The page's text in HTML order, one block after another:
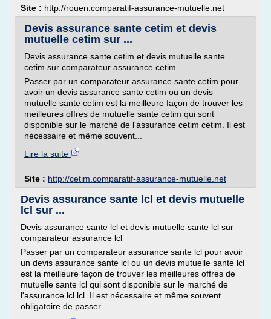
Site : http://rouen.comparatif-assurance-mutuelle.net
Devis assurance sante cetim et devis
mutuelle cetim sur ...
Devis assurance sante cetim et devis mutuelle sante
cetim sur comparateur assurance cetim
Passer par un comparateur assurance sante cetim pour
avoir un devis assurance sante cetim ou un devis
mutuelle sante cetim est la meilleure façon de trouver les
meilleures offres de mutuelle sante cetim qui sont
disponible sur le marché de l'assurance cetim cetim. Il est
nécessaire et même souvent...
Lire la suite
Site : http://cetim.comparatif-assurance-mutuelle.net
Devis assurance sante lcl et devis mutuelle
lcl sur ...
Devis assurance sante lcl et devis mutuelle sante lcl sur
comparateur assurance lcl
Passer par un comparateur assurance sante lcl pour avoir
un devis assurance sante lcl ou un devis mutuelle sante lcl
est la meilleure façon de trouver les meilleures offres de
mutuelle sante lcl qui sont disponible sur le marché de
l'assurance lcl lcl. Il est nécessaire et même souvent
obligatoire de passer...